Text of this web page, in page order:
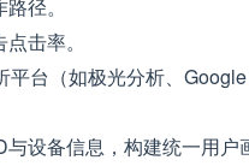
径。
击率。
台（如极光分析、Google
设备信息，构建统一用户